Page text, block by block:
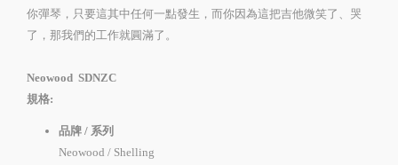
你彈琴，只要這其中任何一點發生，而你因為這把吉他微笑了、哭
了，那我們的工作就圓滿了。
Neowood SDNZC
規格:
品牌 / 系列
Neowood / Shelling